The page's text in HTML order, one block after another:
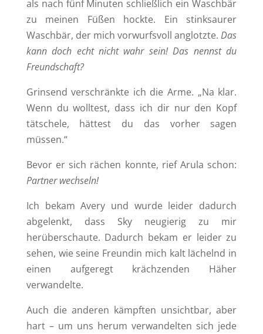
als nach fünf Minuten schließlich ein Waschbär
zu meinen Füßen hockte. Ein stinksaurer
Waschbär, der mich vorwurfsvoll anglotzte.Das
kann doch echt nicht wahr sein! Das nennst du
Freundschaft?
Grinsend verschränkte ich die Arme. „Na klar.
Wenn du wolltest, dass ich dir nur den Kopf
tätschele, hättest du das vorher sagen
müssen.“
Bevor er sich rächen konnte, rief Arula schon:
Partner wechseln!
Ich bekam Avery und wurde leider dadurch
abgelenkt, dass Sky neugierig zu mir
herüberschaute. Dadurch bekam er leider zu
sehen, wie seine Freundin mich kalt lächelnd in
einen aufgeregt krächzenden Häher
verwandelte.
Auch die anderen kämpften unsichtbar, aber
hart – um uns herum verwandelten sich jede